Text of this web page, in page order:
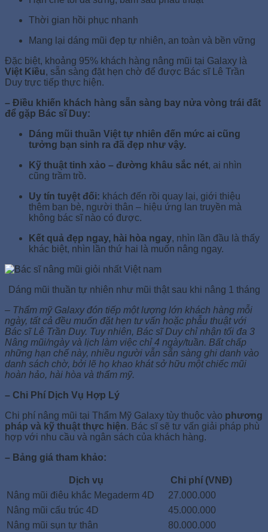
Thời gian hồi phục nhanh
Mang lại dáng mũi đẹp tự nhiên, an toàn và bền vững
Đặc biệt, khoảng 95% khách hàng nâng mũi tại Galaxy là
Việt Kiều, sẵn sàng đặt hẹn chờ để được Bác sĩ Lê Trần
Duy trực tiếp thực hiện.
– Điều khiến khách hàng sẵn sàng bay nửa vòng trái đất
để gặp Bác sĩ Duy:
Dáng mũi thuần Việt tự nhiên đến mức ai cũng
tưởng bạn sinh ra đã đẹp như vậy.
Kỹ thuật tinh xảo – đường khâu sắc nét, ai nhìn
cũng trầm trồ.
Uy tín tuyệt đối: khách đến rồi quay lại, giới thiệu
thêm bạn bè, người thân – hiệu ứng lan truyền mà
không bác sĩ nào có được.
Kết quả đẹp ngay, hài hòa ngay, nhìn lần đầu là thấy
khác biệt, nhìn lần thứ hai là muốn nâng ngay.
Dáng mũi thuần tự nhiên như mũi thật sau khi nâng 1 tháng
– Thẩm mỹ Galaxy đón tiếp một lượng lớn khách hàng mỗi
ngày, tất cả đều muốn đặt hẹn tư vấn hoặc phẫu thuật với
Bác sĩ Lê Trần Duy. Tuy nhiên, Bác sĩ Duy chỉ nhận tối đa 3
Nâng mũi/ngày và lịch làm việc chỉ 4 ngày/tuần. Bất chấp
những hạn chế này, nhiều người vẫn sẵn sàng ghi danh vào
danh sách chờ, bởi lẽ họ khao khát sở hữu một chiếc mũi
hoàn hảo, hài hòa và thẩm mỹ.
– Chi Phí Dịch Vụ Hợp Lý
Chi phí nâng mũi tại Thẩm Mỹ Galaxy tùy thuộc vào phương
pháp và kỹ thuật thực hiện. Bác sĩ sẽ tư vấn giải pháp phù
hợp với nhu cầu và ngân sách của khách hàng.
– Bảng giá tham khảo:
Dịch vụ
Chi phí (VNĐ)
Nâng mũi điêu khắc Megaderm 4D
27.000.000
Nâng mũi cấu trúc 4D
45.000.000
Nâng mũi sụn tự thân
80.000.000